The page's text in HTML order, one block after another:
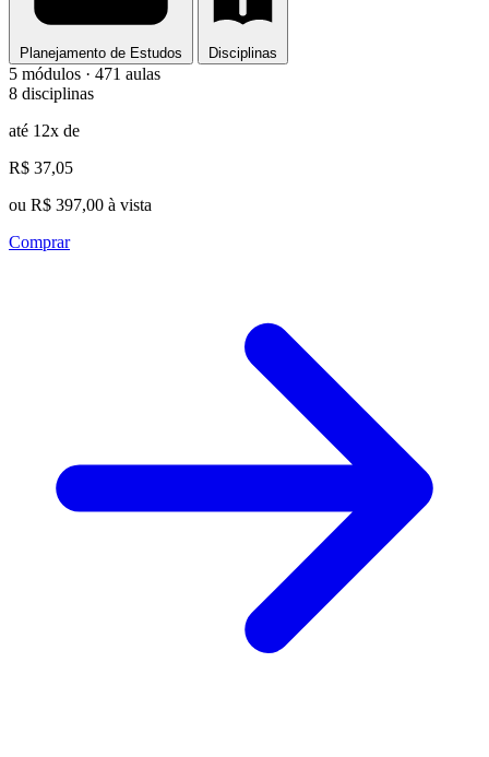
Planejamento de Estudos Disciplinas
5 módulos · 471 aulas
8 disciplinas
até 12x de
R$ 37,05
ou R$ 397,00 à vista
Comprar